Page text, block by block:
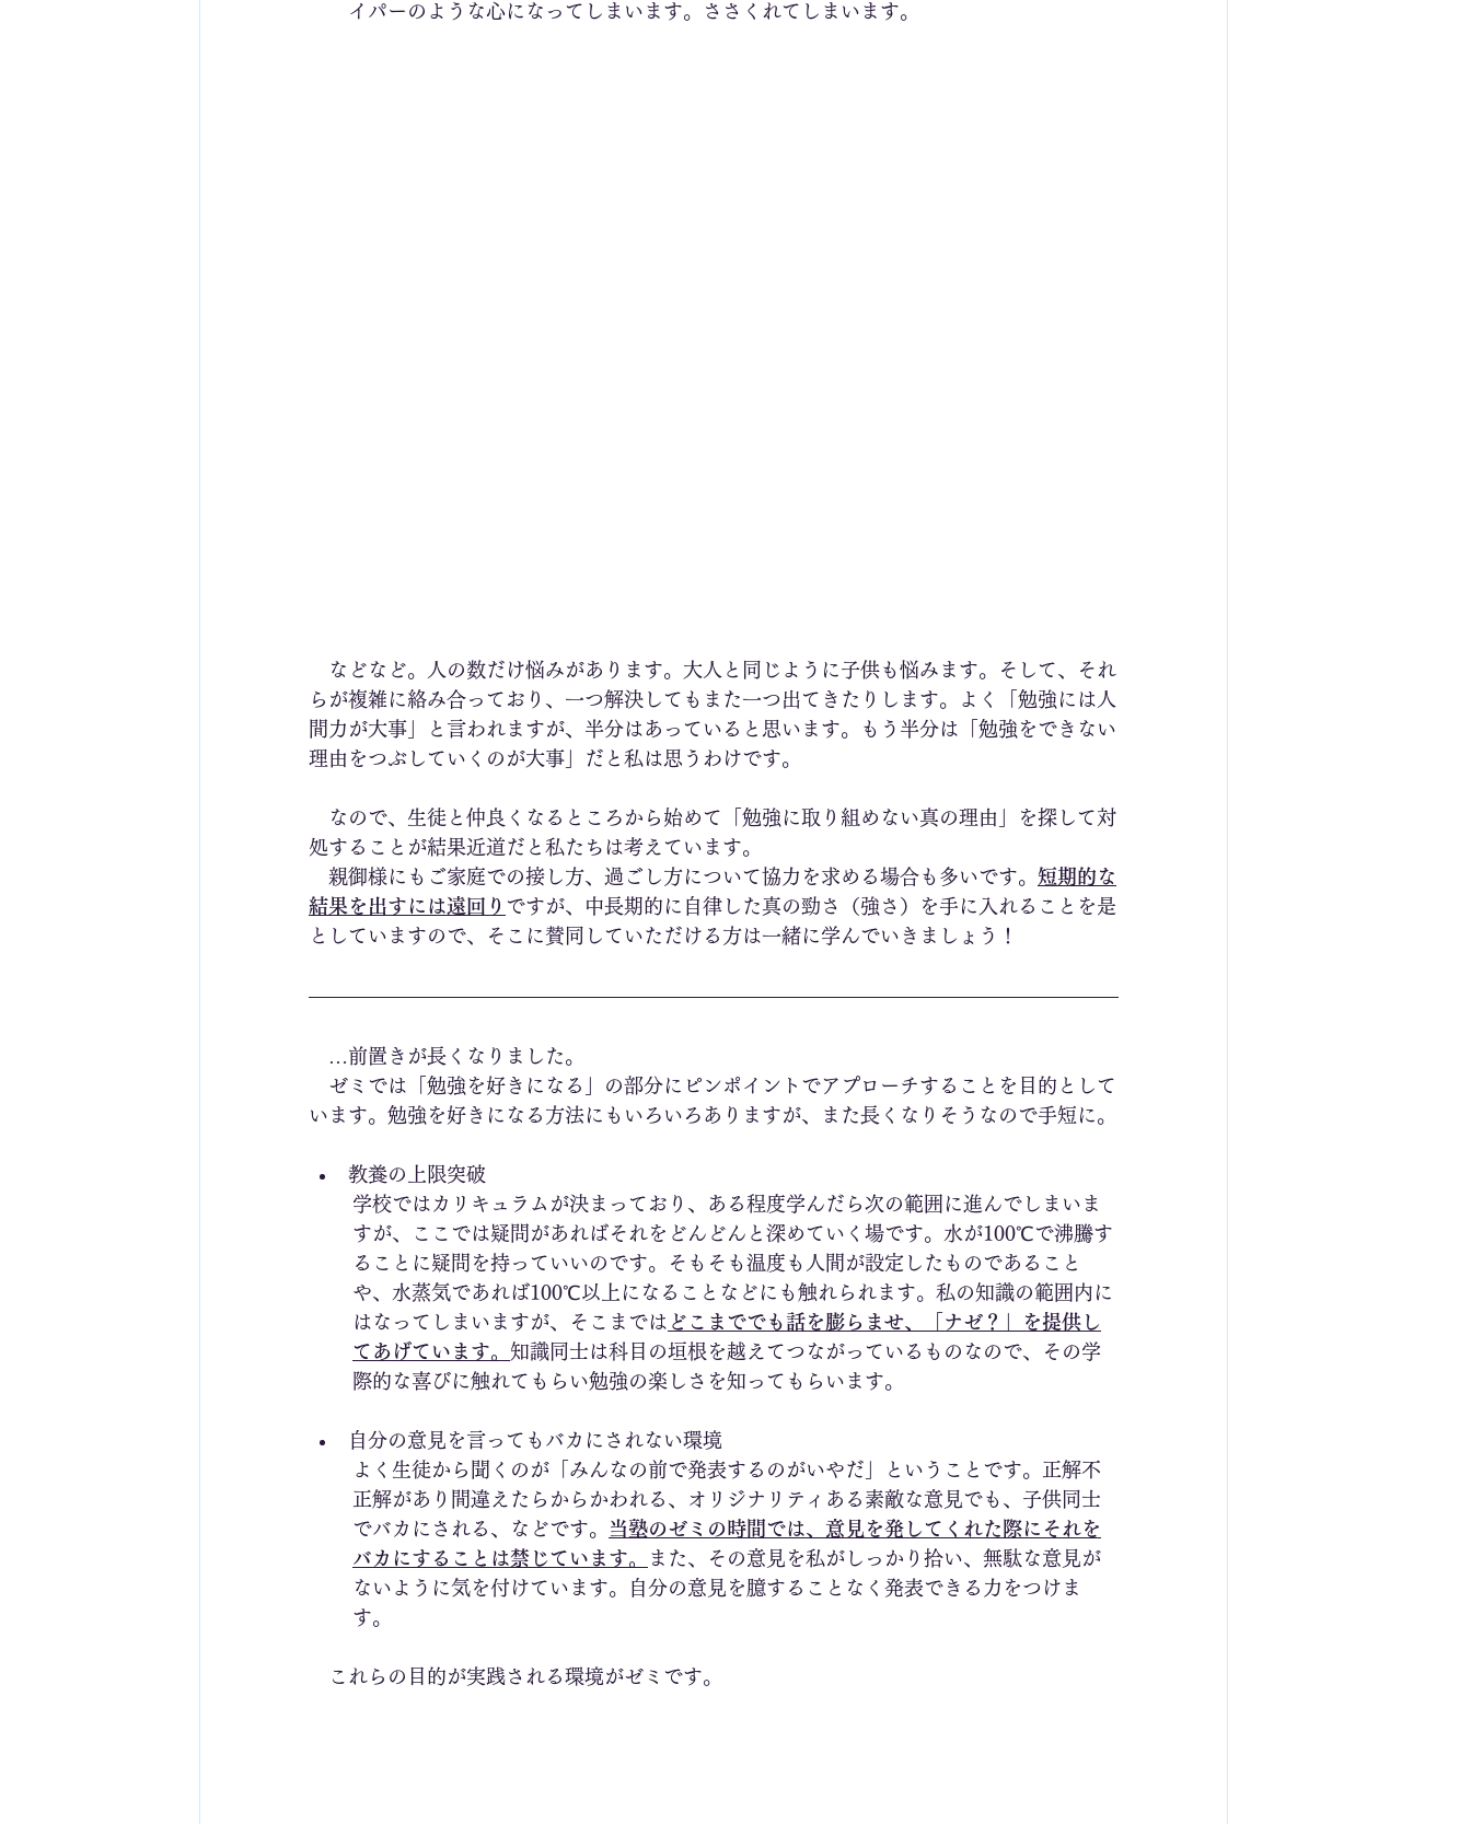
イパーのような心になってしまいます。ささくれてしまいます。
などなど。人の数だけ悩みがあります。大人と同じように子供も悩みます。そして、それ
らが複雑に絡み合っており、一つ解決してもまた一つ出てきたりします。よく「勉強には人
間力が大事」と言われますが、半分はあっていると思います。もう半分は「勉強をできない
理由をつぶしていくのが大事」だと私は思うわけです。
なので、生徒と仲良くなるところから始めて「勉強に取り組めない真の理由」を探して対
処することが結果近道だと私たちは考えています。
親御様にもご家庭での接し方、過ごし方について協力を求める場合も多いです。 短期的な
結果を出すには遠回り ですが、中長期的に自律した真の勁さ（強さ）を手に入れることを是
としていますので、そこに賛同していただける方は一緒に学んでいきましょう！
…前置きが長くなりました。
ゼミでは「勉強を好きになる」の部分にピンポイントでアプローチすることを目的として
います。勉強を好きになる方法にもいろいろありますが、また長くなりそうなので手短に。
教養の上限突破
学校ではカリキュラムが決まっており、ある程度学んだら次の範囲に進んでしまいま
すが、ここでは疑問があればそれをどんどんと深めていく場です。水が100℃で沸騰す
ることに疑問を持っていいのです。そもそも温度も人間が設定したものであること
や、水蒸気であれば100℃以上になることなどにも触れられます。私の知識の範囲内に
はなってしまいますが、そこまでは どこまででも話を膨らませ、「ナゼ？」を提供し
てあげています。 知識同士は科目の垣根を越えてつながっているものなので、その学
際的な喜びに触れてもらい勉強の楽しさを知ってもらいます。
自分の意見を言ってもバカにされない環境
よく生徒から聞くのが「みんなの前で発表するのがいやだ」ということです。正解不
正解があり間違えたらからかわれる、オリジナリティある素敵な意見でも、子供同士
でバカにされる、などです。
当塾のゼミの時間では、意見を発してくれた際にそれを
バカにすることは禁じています。
また、その意見を私がしっかり拾い、無駄な意見が
ないように気を付けています。自分の意見を臆することなく発表できる力をつけま
す。
これらの目的が実践される環境がゼミです。